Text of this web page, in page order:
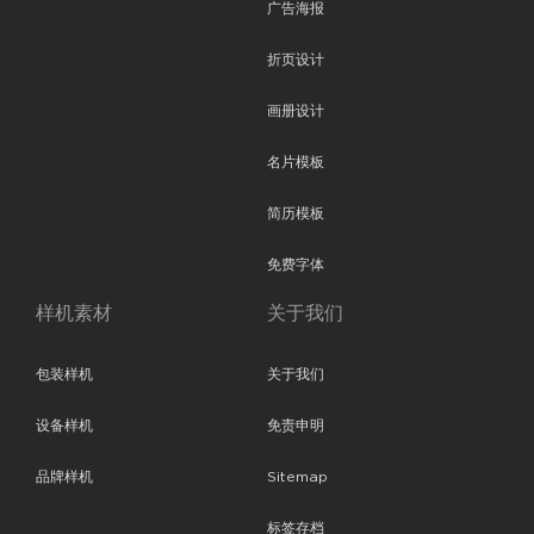
广告海报
折页设计
画册设计
名片模板
简历模板
免费字体
样机素材
包装样机
设备样机
品牌样机
关于我们
关于我们
免责申明
Sitemap
标签存档